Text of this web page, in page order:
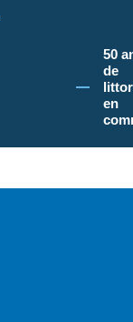
du littoral, vous
50
de
en